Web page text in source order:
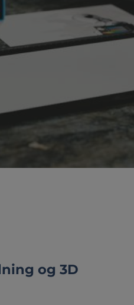
og 3D